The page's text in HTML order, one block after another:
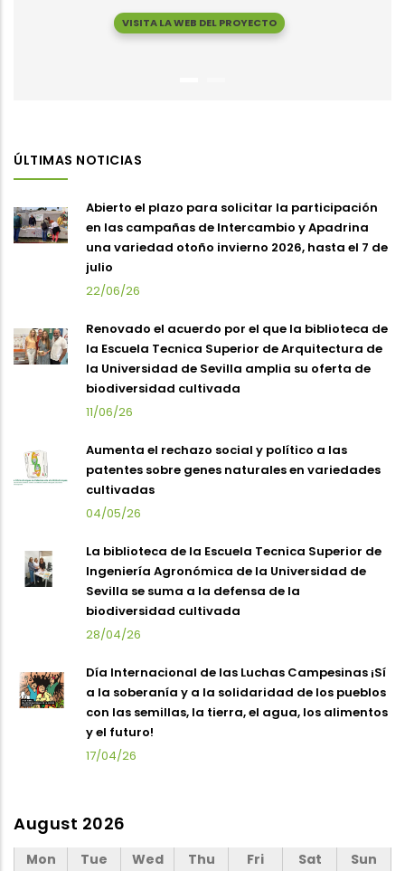
VISITA LA WEB DEL PROYECTO
ÚLTIMAS NOTICIAS
Abierto el plazo para solicitar la participación
en las campañas de Intercambio y Apadrina
una variedad otoño invierno 2026, hasta el 7 de
julio
22/06/26
Renovado el acuerdo por el que la biblioteca de
la Escuela Tecnica Superior de Arquitectura de
la Universidad de Sevilla amplia su oferta de
biodiversidad cultivada
11/06/26
Aumenta el rechazo social y político a las
patentes sobre genes naturales en variedades
cultivadas
04/05/26
La biblioteca de la Escuela Tecnica Superior de
Ingeniería Agronómica de la Universidad de
Sevilla se suma a la defensa de la
biodiversidad cultivada
28/04/26
Día Internacional de las Luchas Campesinas ¡Sí
a la soberanía y a la solidaridad de los pueblos
con las semillas, la tierra, el agua, los alimentos
y el futuro!
17/04/26
August 2026
Mon Tue Wed Thu Fri Sat
Sun